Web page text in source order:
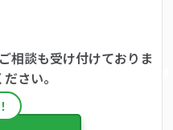
相談も受け付けておりま
さい。